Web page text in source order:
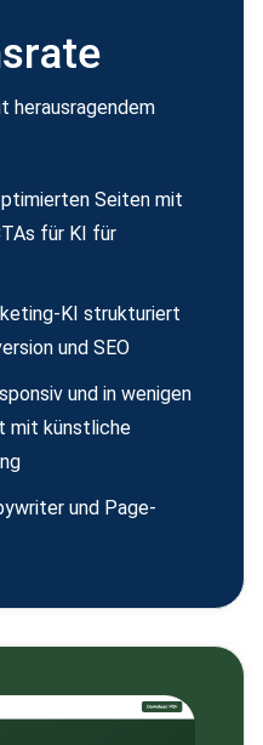
herausragendem
Seiten mit
für KI für
KI strukturiert
und SEO
und in wenigen
mit künstliche
und Page-